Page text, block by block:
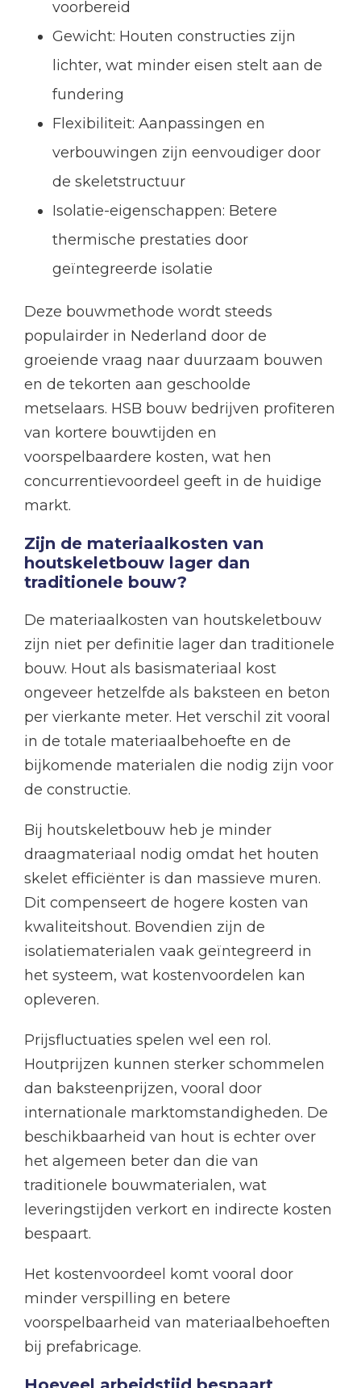
voorbereid
Gewicht: Houten constructies zijn
lichter, wat minder eisen stelt aan de
fundering
Flexibiliteit: Aanpassingen en
verbouwingen zijn eenvoudiger door
de skeletstructuur
Isolatie-eigenschappen: Betere
thermische prestaties door
geïntegreerde isolatie
Deze bouwmethode wordt steeds
populairder in Nederland door de
groeiende vraag naar duurzaam bouwen
en de tekorten aan geschoolde
metselaars. HSB bouw bedrijven profiteren
van kortere bouwtijden en
voorspelbaardere kosten, wat hen
concurrentievoordeel geeft in de huidige
markt.
Zijn de materiaalkosten van
houtskeletbouw lager dan
traditionele bouw?
De materiaalkosten van houtskeletbouw
zijn niet per definitie lager dan traditionele
bouw. Hout als basismateriaal kost
ongeveer hetzelfde als baksteen en beton
per vierkante meter. Het verschil zit vooral
in de totale materiaalbehoefte en de
bijkomende materialen die nodig zijn voor
de constructie.
Bij houtskeletbouw heb je minder
draagmateriaal nodig omdat het houten
skelet efficiënter is dan massieve muren.
Dit compenseert de hogere kosten van
kwaliteitshout. Bovendien zijn de
isolatiematerialen vaak geïntegreerd in
het systeem, wat kostenvoordelen kan
opleveren.
Prijsfluctuaties spelen wel een rol.
Houtprijzen kunnen sterker schommelen
dan baksteenprijzen, vooral door
internationale marktomstandigheden. De
beschikbaarheid van hout is echter over
het algemeen beter dan die van
traditionele bouwmaterialen, wat
leveringstijden verkort en indirecte kosten
bespaart.
Het kostenvoordeel komt vooral door
minder verspilling en betere
voorspelbaarheid van materiaalbehoeften
bij prefabricage.